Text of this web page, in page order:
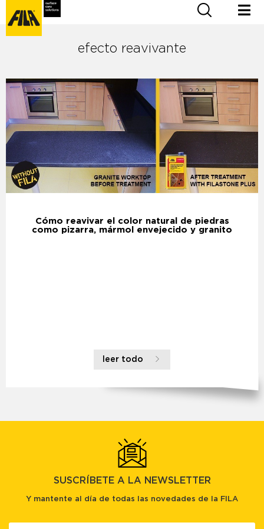
efecto reavivante
Cómo reavivar el color natural de piedras
como pizarra, mármol envejecido y granito
leer todo
SUSCRÍBETE A LA NEWSLETTER
Y mantente al día de todas las novedades de la FILA